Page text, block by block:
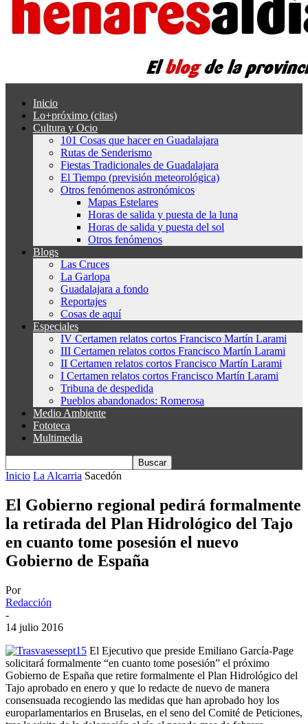
Inicio
Lo+próximo (citas)
Cultura y Ocio
101 Cosas que hacer en Guadalajara
Rutas de Senderismo
Fiestas Tradicionales de Guadalajara
El Tiempo (previsión meteorológica)
Otros fenómenos astronómicos
Mapas Estelares
Horas de salida y puesta de la luna
Horas de salida y puesta del sol
Otros fenómenos
Blogs
Las Cruces
La Garlopa
Guadalajara a fondo
Reportajes
Cosas de aquí
Especiales
IV Certamen relatos cortos Francisco Martín Larami
III Certamen relatos cortos Francisco Martín Larami
II Certamen relatos cortos Francisco Martín Larami
I Certamen relatos cortos Francisco Martín Larami
Tribuna de despedida
Pueblos abandonados: Romerosa
Medio Ambiente
Fototeca
Multimedia
Inicio La Alcarria Sacedón
El Gobierno regional pedirá formalmente
la retirada del Plan Hidrológico del Tajo
en cuanto tome posesión el nuevo
Gobierno de España
Por
Redacción
-
14 julio 2016
El Ejecutivo que preside Emiliano García-Page
solicitará formalmente “en cuanto tome posesión” el próximo
Gobierno de España que retire formalmente el Plan Hidrológico del
Tajo aprobado en enero y que lo redacte de nuevo de manera
consensuada recogiendo las medidas que han aprobado hoy los
europarlamentarios en Bruselas, en el seno del Comité de Peticiones,